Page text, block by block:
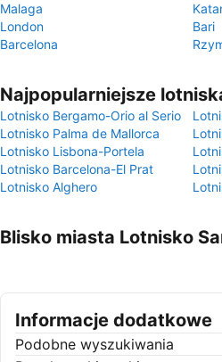
Malaga
London
Bari
Barcelona
Najpopularniejsze
Lotnisko Bergamo-Orio al Serio
Lotnisko Palma de Mallorca
Lotnisko Lisbona-Portela
Lotnisko Barcelona-El Prat
Lotnisko Alghero
Blisko miasta Lotnisko
Informacje dodatkowe
Podobne wyszukiwania